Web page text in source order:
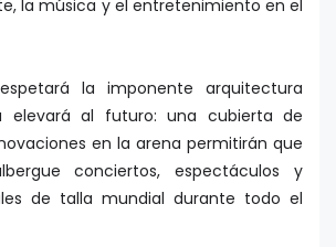
la música y el entretenimiento en el
la imponente arquitectura
elevará al futuro: una cubierta de
en la arena permitirán que
conciertos, espectáculos y
de talla mundial durante todo el